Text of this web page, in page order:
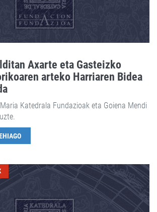
Axarte eta Gasteizko
arteko Harriaren Bidea
Katedrala Fundazioak eta Goiena Mendi